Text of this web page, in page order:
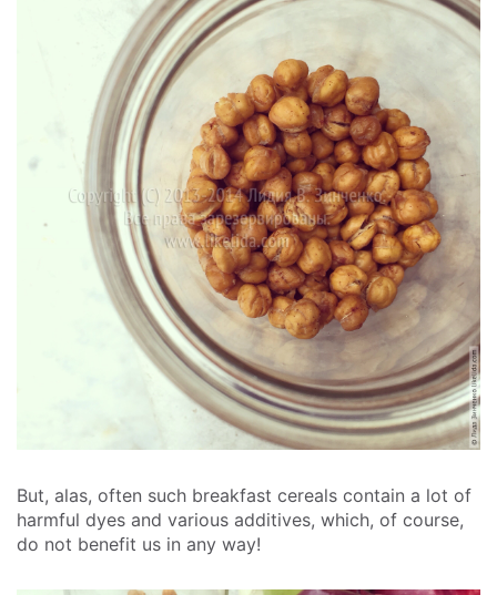
But, alas, often such breakfast cereals contain a lot of
harmful dyes and various additives, which, of course,
do not benefit us in any way!